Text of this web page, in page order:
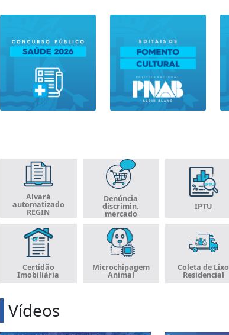
Alvará
automatizado
REGIN
Denúncia
discrimin.
mercado
IPTU
Certidão
Imobiliária
Microchipagem
Animal
Coleta de Lixo
Residencial
Vídeos